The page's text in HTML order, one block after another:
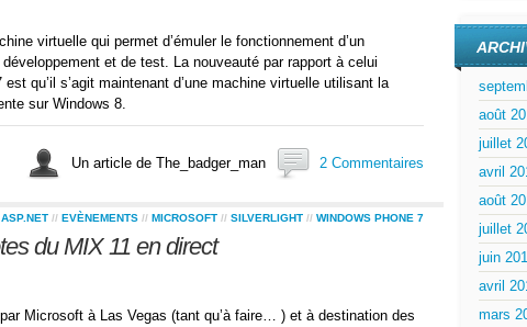
virtuelle qui permet d’émuler le fonctionnement d’un
et de test. La nouveauté par rapport à celui
qu’il s’agit maintenant d’une machine virtuelle utilisant la
sur Windows 8.
Un article de The_badger_man 2 Commentaires
ASP.NET // EVÈNEMENTS // MICROSOFT // SILVERLIGHT // WINDOWS PHONE 7
du MIX 11 en direct
Microsoft à Las Vegas (tant qu’à faire… ) et à destination des
août
juillet
avril
août
juillet
juin
avril
mars